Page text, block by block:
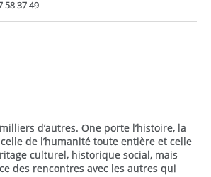
58 37 49
d’autres. One porte l’histoire, la
de l’humanité toute entière et celle
culturel, historique social, mais
des rencontres avec les autres qui